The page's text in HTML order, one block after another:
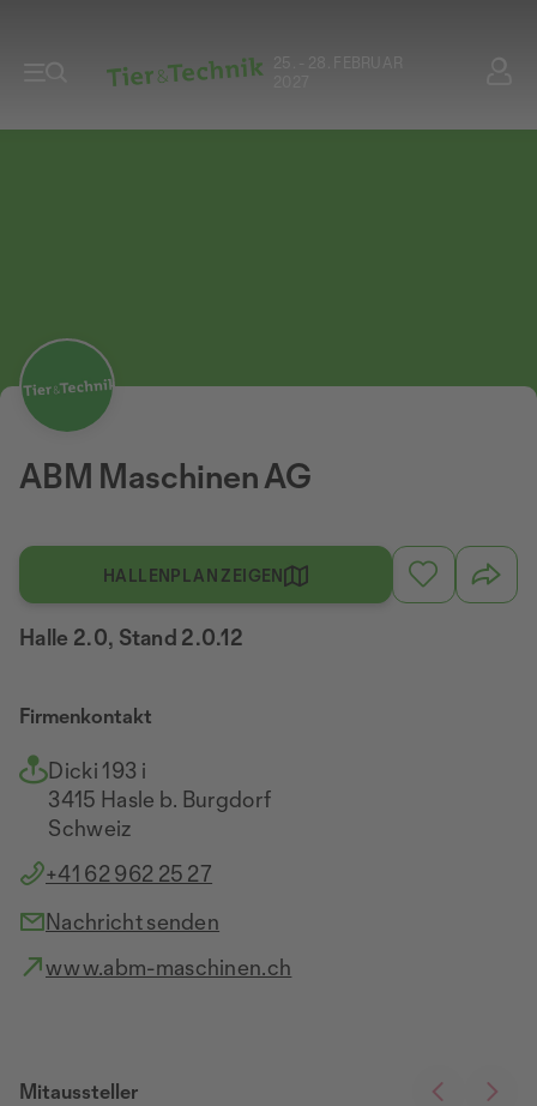
25. - 28. FEBRUAR
ABM Maschinen AG
HALLENPLAN ZEIGEN
Halle 2.0, Stand 2.0.12
Firmenkontakt
Dicki 193 i
3415 Hasle b. Burgdorf
Schweiz
+41 62 962 25 27
Nachricht senden
www.abm-maschinen.ch
Mitaussteller